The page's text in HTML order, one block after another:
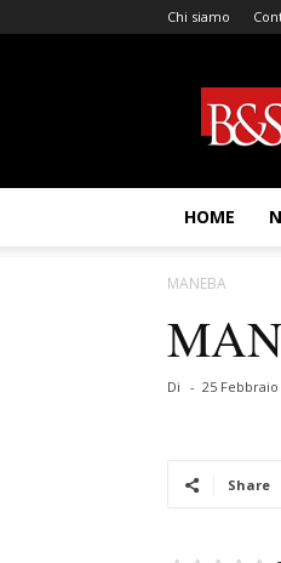
Chi siamo
&
Sound
HOME
MANEBA
Di - 25 Febbraio
Share